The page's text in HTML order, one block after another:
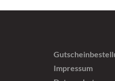
Impressum